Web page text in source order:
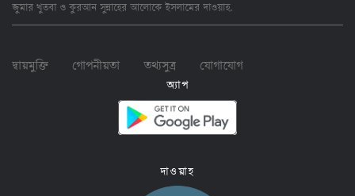
জুমার খুতবা ও কুরআন সুন্নাহের আলোকে ইসলামের দাওয়াহ.
দ্বায়মুক্তি গোপনীয়তা তথ্যসুত্র যোগাযোগ
অ্যাপ
দাওয়াহ